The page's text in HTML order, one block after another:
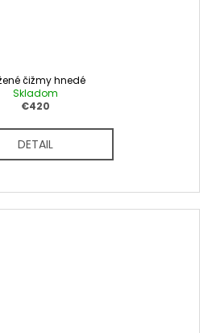
čižmy hnedé
Skladom
€420
DETAIL